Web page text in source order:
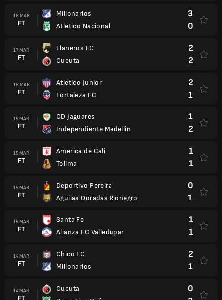
18 MAR
FT
Millonarios
Atletico Nacional
3
0
17 MAR
FT
Llaneros FC
Cucuta
2
2
16 MAR
FT
Atletico Junior
Fortaleza FC
2
1
15 MAR
FT
CD Jaguares
Independiente Medellin
1
2
15 MAR
FT
America de Cali
Tolima
1
1
15 MAR
FT
Deportivo Pereira
Aguilas Doradas Rionegro
0
1
15 MAR
FT
Santa Fe
Alianza FC Valledupar
1
1
14 MAR
FT
Chico FC
Millonarios
2
1
14 MAR
FT
Cucuta
0